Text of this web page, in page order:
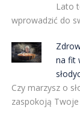
Lato
wprowadzić do
na fit
Czy marzysz o
zaspokoją